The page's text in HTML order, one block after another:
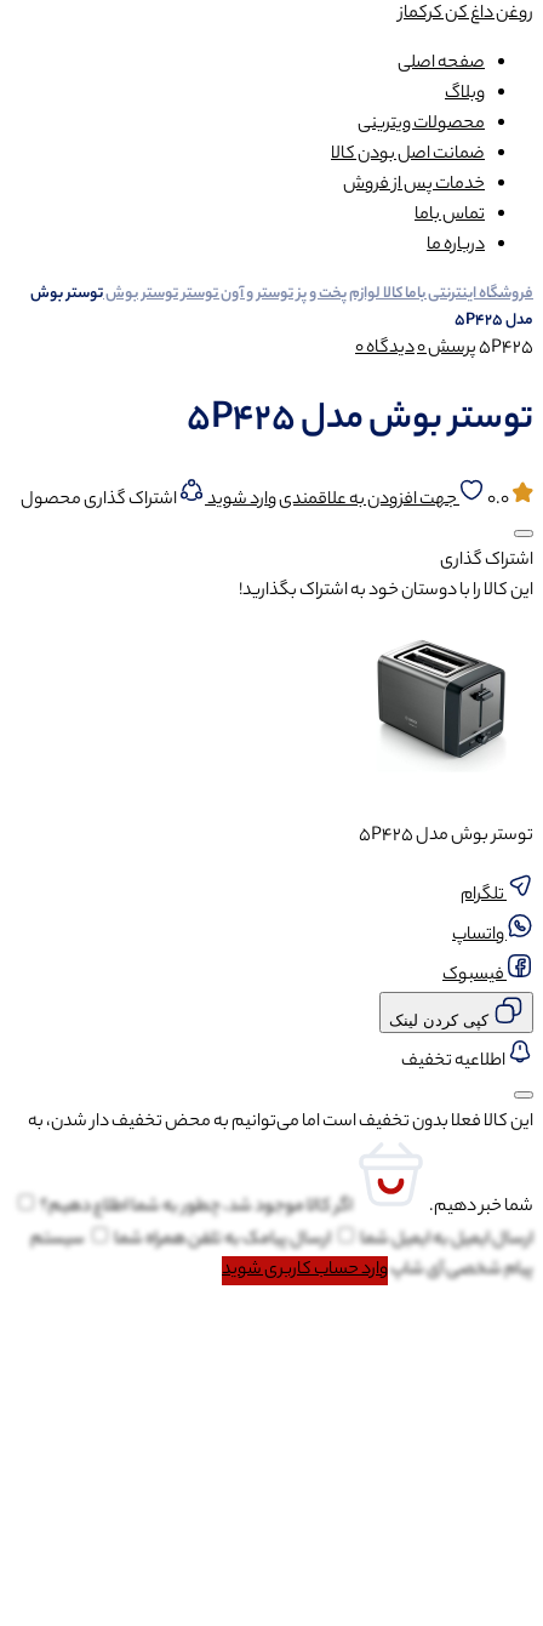
روغن داغ کن کرکماز
صفحه اصلی
وبلاگ
محصولات ویترینی
ضمانت اصل بودن کالا
خدمات پس از فروش
تماس باما
درباره ما
فروشگاه اینترنتی باما کالالوازم پخت و پزتوستر و آون توسترتوستر بوشتوستر بوش
مدل 5P425
5P425پرسش0دیدگاه0
توستر بوش مدل 5P425
0.0 جهت افزودن به علاقمندی وارد شوید اشتراک گذاری محصول
اشتراک گذاری
این کالا را با دوستان خود به اشتراک بگذارید!
توستر بوش مدل 5P425
تلگرام
واتساپ
فیسبوک
کپی کردن لینک
اطلاعیه تخفیف
این کالا فعلا بدون تخفیف است اما می‌توانیم به محض تخفیف دار شدن، به
شما خبر دهیم.
اگر کالا موجود شد، چطور به شما اطلاع دهیم؟
ارسال ایمیل بهایمیل شما ارسال پیامک بهتلفن همراه شما
سیستم
پیام شخصی آی شاپوارد حساب کاربری شوید